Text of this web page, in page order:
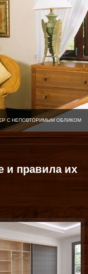
С НЕПОВТОРИМЫМ ОБЛИКОМ
и правила их